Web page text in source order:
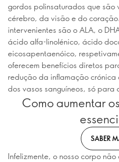
gordos polinsaturados que
cérebro, da visão e do
intervenientes são o ALA, o
ácido alfa-linolénico, ácido
eicosapentaenóico,
oferecem benefícios diretos
redução da inflamação
dos vasos sanguíneos, só para
Como aumentar
SABER
Infelizmente, o nosso corpo